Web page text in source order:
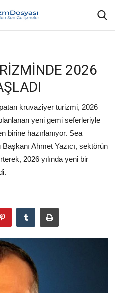
2026
kruvaziyer turizmi, 2026
yeni gemi seferleriyle
birine hazırlanıyor. Sea
Ahmet Yazıcı, sektörün
2026 yılında yeni bir